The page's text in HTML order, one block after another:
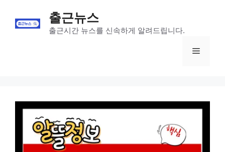
content
출근뉴스
출근시간 뉴스를 신속하게 알려드립니다.
Menu